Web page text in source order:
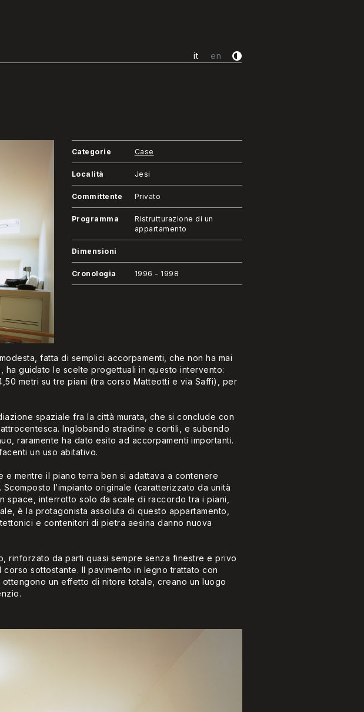
it en
Categorie Case
Località Jesi
Committente Privato
Programma
Ristrutturazione di un
appartamento
Dimensioni
Cronologia 1996 - 1998
fatta di semplici accorpamenti, che non ha mai
ha guidato le scelte progettuali in questo intervento:
metri su tre piani (tra corso Matteotti e via Saffi), per
spaziale fra la città murata, che si conclude con
Inglobando stradine e cortili, e subendo
raramente ha dato esito ad accorpamenti importanti.
un uso abitativo.
mentre il piano terra ben si adattava a contenere
l’impianto originale (caratterizzato da unità
interrotto solo da scale di raccordo tra i piani,
è la protagonista assoluta di questo appartamento,
e contenitori di pietra aesina danno nuova
rinforzato da parti quasi sempre senza finestre e privo
sottostante. Il pavimento in legno trattato con
un effetto di nitore totale, creano un luogo